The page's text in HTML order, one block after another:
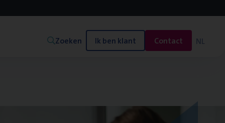
Zoeken Ik ben klant Contact NL